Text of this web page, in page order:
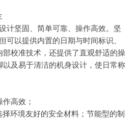
计坚固、简单可靠、操作高效。坚
可以提供内置的日期与时间标识、
校准技术，还提供了直观舒适的操
及易于清洁的机身设计，使日常称
高效；
环境友好的安全材料；节能型的制